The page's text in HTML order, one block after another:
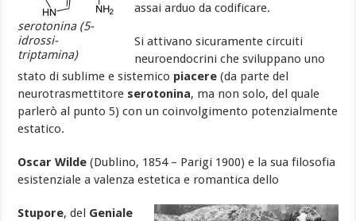
serotonina (5-
idrossi-
triptamina)
assai arduo da codificare.
Si attivano sicuramente circuiti
neuroendocrini che sviluppano uno
stato di sublime e sistemico piacere (da parte del
neurotrasmettitore serotonina, ma non solo, del quale
parlerò al punto 5) con un coinvolgimento potenzialmente
estatico.
Oscar Wilde (Dublino, 1854 – Parigi 1900) e la sua filosofia
esistenziale a valenza estetica e romantica dello
Stupore, del Geniale